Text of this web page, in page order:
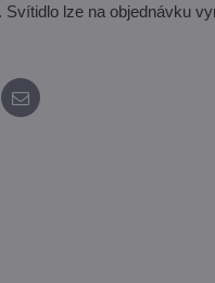
lze na objednávku
E-
mail